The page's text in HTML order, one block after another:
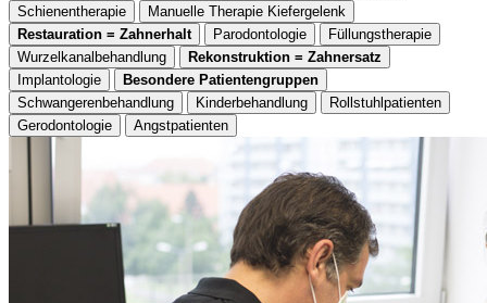
Schienentherapie
Manuelle Therapie Kiefergelenk
Restauration = Zahnerhalt
Parodontologie
Füllungstherapie
Wurzelkanalbehandlung
Rekonstruktion = Zahnersatz
Implantologie
Besondere Patientengruppen
Schwangerenbehandlung
Kinderbehandlung
Rollstuhlpatienten
Gerodontologie
Angstpatienten